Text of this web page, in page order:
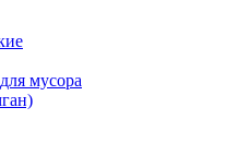
мусора